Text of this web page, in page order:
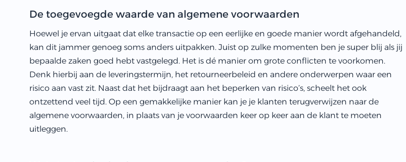
De toegevoegde waarde van algemene voorwaarden
Hoewel je ervan uitgaat dat elke transactie op een eerlijke en goede manier wordt afgehandeld,
kan dit jammer genoeg soms anders uitpakken. Juist op zulke momenten ben je super blij als jij
bepaalde zaken goed hebt vastgelegd. Het is dé manier om grote conflicten te voorkomen.
Denk hierbij aan de leveringstermijn, het retourneerbeleid en andere onderwerpen waar een
risico aan vast zit. Naast dat het bijdraagt aan het beperken van risico’s, scheelt het ook
ontzettend veel tijd. Op een gemakkelijke manier kan je je klanten terugverwijzen naar de
algemene voorwaarden, in plaats van je voorwaarden keer op keer aan de klant te moeten
uitleggen.